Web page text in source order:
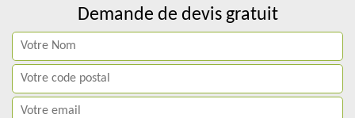
Demande de devis gratuit